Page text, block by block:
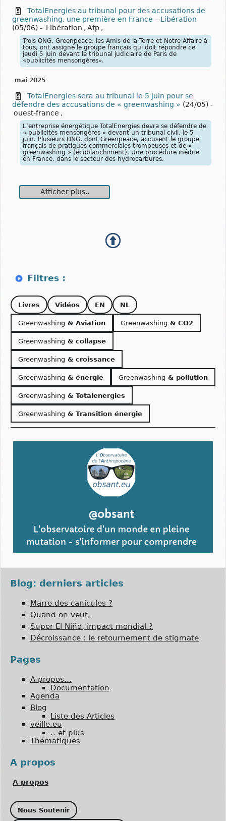
TotalEnergies au tribunal pour des accusations de
greenwashing, une première en France – Libération
(05/06) - Libération , Afp ,
Trois ONG, Greenpeace, les Amis de la Terre et Notre Affaire à
tous, ont assigné le groupe français qui doit répondre ce
jeudi 5 juin devant le tribunal judiciaire de Paris de
«publicités mensongères».
mai 2025
TotalEnergies sera au tribunal le 5 juin pour se
défendre des accusations de « greenwashing » (24/05) -
ouest-france ,
L’entreprise énergétique TotalEnergies devra se défendre de
« publicités mensongères » devant un tribunal civil, le 5
juin. Plusieurs ONG, dont Greenpeace, accusent le groupe
français de pratiques commerciales trompeuses et de «
greenwashing » (écoblanchiment). Une procédure inédite
en France, dans le secteur des hydrocarbures.
Afficher plus..
Livres Vidéos EN NL
Greenwashing & Aviation Greenwashing & CO2
Greenwashing & collapse
Greenwashing & croissance
Greenwashing & énergie Greenwashing & pollution
Greenwashing & Totalenergies
Greenwashing & Transition énergie
Blog: derniers articles
Marre des canicules ?
Quand on veut,
Super El Niño, impact mondial ?
Décroissance : le retournement de stigmate
Pages
A propos…
Documentation
Agenda
Blog
Liste des Articles
veille.eu
.. et plus
Thématiques
A propos
A propos
Nous Soutenir